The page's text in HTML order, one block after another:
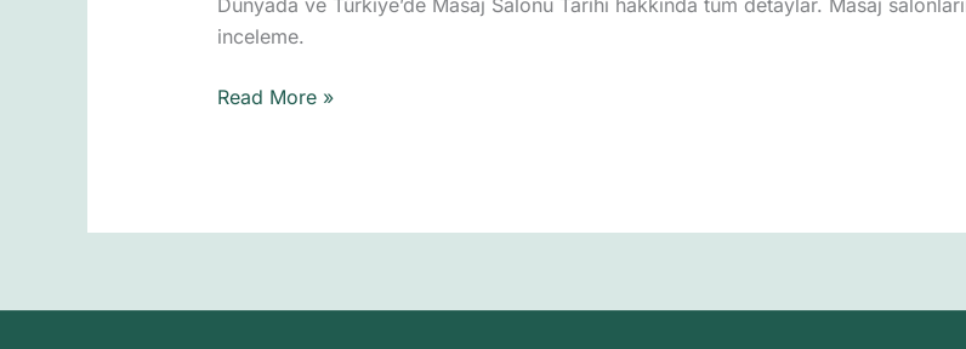
Dünyada ve Türkiye’de Masaj Salonu Tarihi hakkında tüm detaylar. Masaj
inceleme.
Read More »